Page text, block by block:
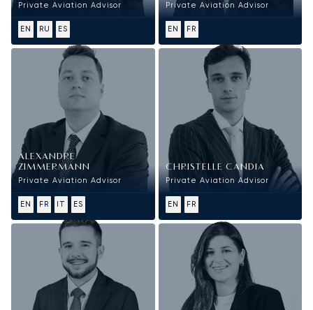
Private Aviation Advisor
EN RU ES
Private Aviation Advisor
EN FR
ALEXANDRE
ZIMMERMANN
Private Aviation Advisor
EN FR IT ES
CHRISTELLE CANDIA
Private Aviation Advisor
EN FR